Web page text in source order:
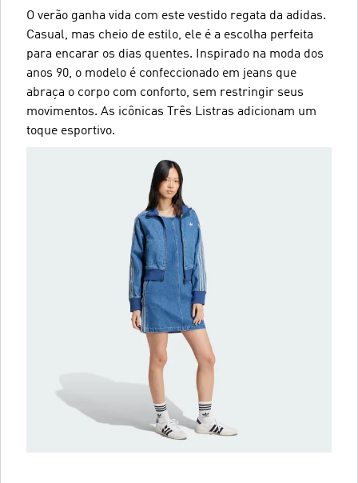
O verão ganha vida com este vestido regata da adidas.
Casual, mas cheio de estilo, ele é a escolha perfeita
para encarar os dias quentes. Inspirado na moda dos
anos 90, o modelo é confeccionado em jeans que
abraça o corpo com conforto, sem restringir seus
movimentos. As icônicas Três Listras adicionam um
toque esportivo.